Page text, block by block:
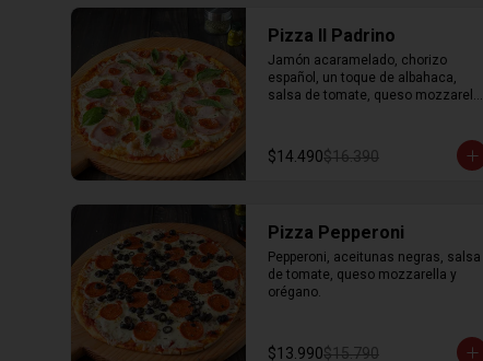
Pizza Il Padrino
Jamón acaramelado, chorizo
español, un toque de albahaca,
salsa de tomate, queso mozzarella
$14.490$16.390
Pizza Pepperoni
Pepperoni, aceitunas negras, salsa
de tomate, queso mozzarella y
orégano.
$13.990$15.790